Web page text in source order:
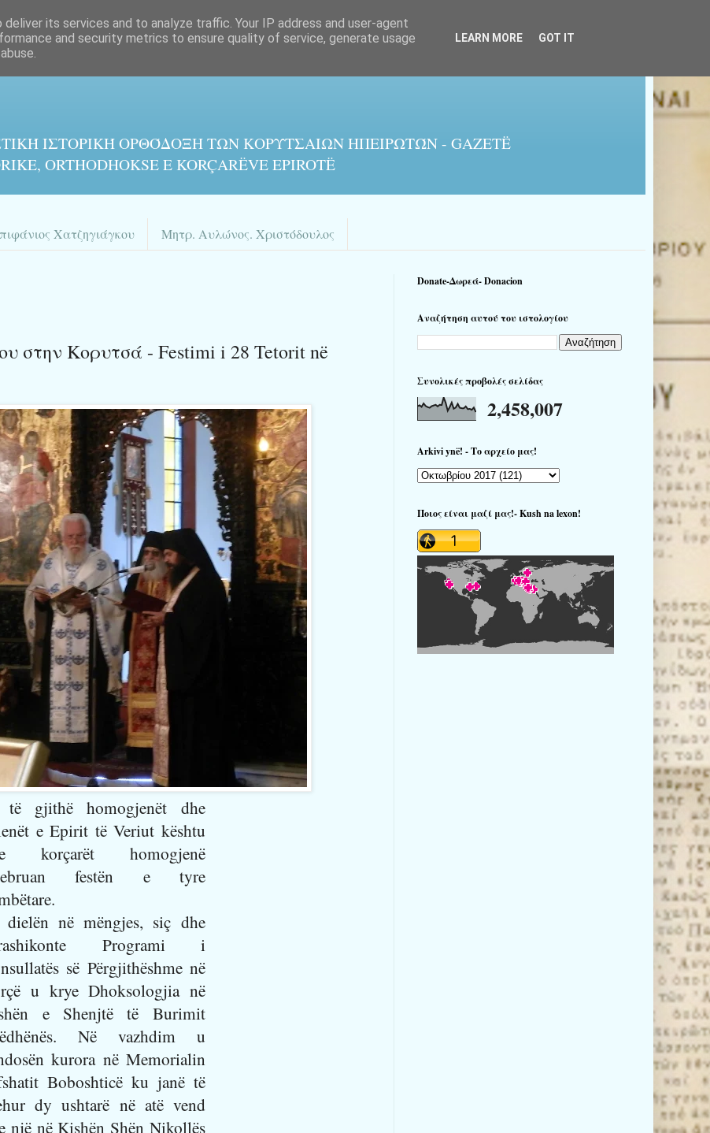
ΙΣΤΟΡΙΚΉ ΟΡΘΌΔΟΞΗ ΤΩΝ ΚΟΡΥΤΣΑΙΩΝ ΗΠΕΙΡΩΤΏΝ - GAZETË
ORTHODHOKSE E KORÇARËVE EPIROTË
Χατζηγιάγκου Μητρ. Αυλώνος. Χριστόδουλος
στην Κορυτσά - Festimi i 28 Tetorit në
gjithë homogjenët dhe
e Epirit të Veriut kështu
korçarët homogjenë
festën e tyre
dielën në mëngjes, siç dhe
Programi i
së Përgjithëshme në
u krye Dhoksologjia në
e Shenjtë të Burimit
Në vazhdim u
kurora në Memorialin
Boboshticë ku janë të
dy ushtarë në atë vend
një në Kishën Shën Nikollës
Donate-Δωρεά- Donacion
Αναζήτηση αυτού του ιστολογίου
Συνολικές προβολές σελίδας
2,458,007
Arkivi ynë! - Το αρχείο μας!
Ποιος είναι μαζί μας!- Kush na lexon!
its services and to analyze traffic. Your IP address and user-agent
and security metrics to ensure quality of service, generate usage
LEARN MORE GOT IT